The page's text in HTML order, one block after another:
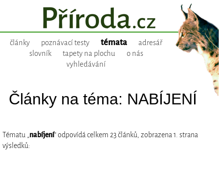
články poznávací testy témata
adresář
slovník
tapety na plochu
o nás
vyhledávání
Články na téma: NABÍJENÍ
Tématu „nabíjení“ odpovídá celkem 23 článků, zobrazena 1. strana
výsledků: